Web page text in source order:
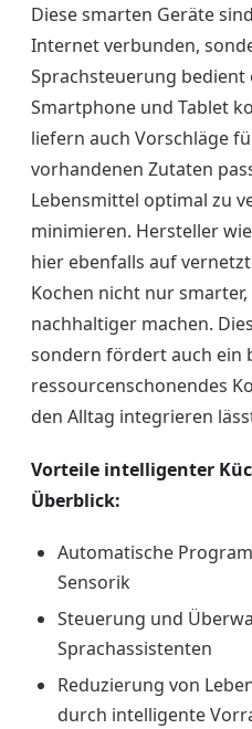
Diese smarten Geräte
Internet verbunden,
Sprachsteuerung
Smartphone und Tablet
liefern auch Vorschläge
vorhandenen Zutaten
Lebensmittel optimal zu
minimieren. Hersteller
hier ebenfalls auf
Kochen nicht nur
nachhaltiger machen.
sondern fördert auch ein
ressourcenschonendes
den Alltag integrieren
Vorteile intelligenter
Überblick:
Automatische
Sensorik
Steuerung und
Sprachassistenten
Reduzierung von
durch intelligente